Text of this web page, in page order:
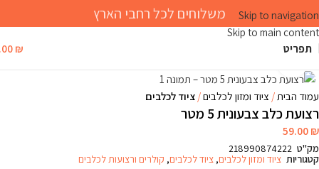
Skip to navigation
Skip to main content
משלוחים לכל רחבי הארץ
תפריט ₪
עמוד הבית ציוד ומזון לכלבים ציוד לכלבים
רצועת כלב צבעונית 5 מטר
59.00₪
מק"ט 218990874222
קטגוריות ציוד ומזון לכלבים, ציוד לכלבים, קולרים ורצועות לכלבים